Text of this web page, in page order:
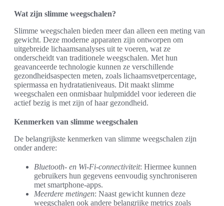
Wat zijn slimme weegschalen?
Slimme weegschalen bieden meer dan alleen een meting van
gewicht. Deze moderne apparaten zijn ontworpen om
uitgebreide lichaamsanalyses uit te voeren, wat ze
onderscheidt van traditionele weegschalen. Met hun
geavanceerde technologie kunnen ze verschillende
gezondheidsaspecten meten, zoals lichaamsvetpercentage,
spiermassa en hydratatieniveaus. Dit maakt slimme
weegschalen een onmisbaar hulpmiddel voor iedereen die
actief bezig is met zijn of haar gezondheid.
Kenmerken van slimme weegschalen
De belangrijkste kenmerken van slimme weegschalen zijn
onder andere:
Bluetooth- en Wi-Fi-connectiviteit: Hiermee kunnen
gebruikers hun gegevens eenvoudig synchroniseren
met smartphone-apps.
Meerdere metingen: Naast gewicht kunnen deze
weegschalen ook andere belangrijke metrics zoals